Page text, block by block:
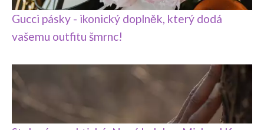
Gucci pásky - ikonický doplněk, který dodá
vašemu outfitu šmrnc!